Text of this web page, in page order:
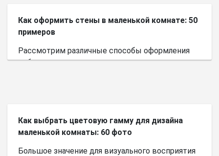
Как оформить стены в маленькой комнате: 50
примеров
Рассмотрим различные способы оформления
небольшого пространства.
Как выбрать цветовую гамму для дизайна
маленькой комнаты: 60 фото
Большое значение для визуального восприятия